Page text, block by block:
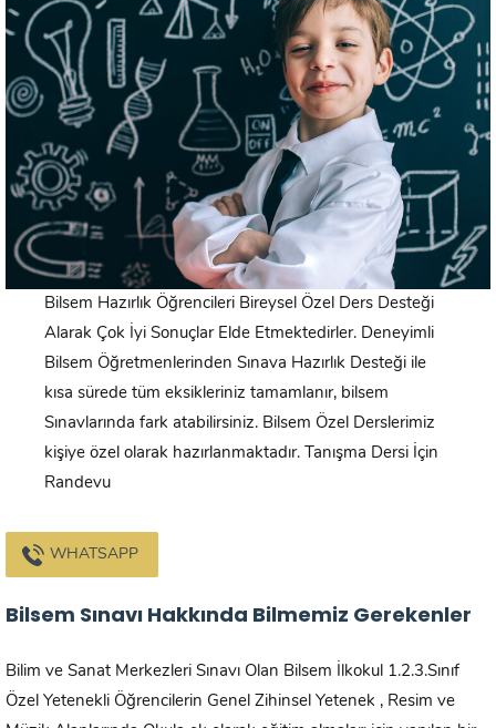
Bilsem Hazırlık Öğrencileri Bireysel Özel Ders Desteği
Alarak Çok İyi Sonuçlar Elde Etmektedirler. Deneyimli
Bilsem Öğretmenlerinden Sınava Hazırlık Desteği ile
kısa sürede tüm eksikleriniz tamamlanır, bilsem
Sınavlarında fark atabilirsiniz. Bilsem Özel Derslerimiz
kişiye özel olarak hazırlanmaktadır. Tanışma Dersi İçin
Randevu
WHATSAPP
Bilsem Sınavı Hakkında Bilmemiz Gerekenler
Bilim ve Sanat Merkezleri Sınavı Olan Bilsem İlkokul 1.2.3.Sınıf
Özel Yetenekli Öğrencilerin Genel Zihinsel Yetenek , Resim ve